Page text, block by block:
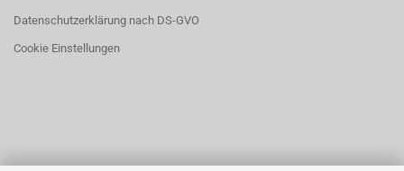
Datenschutzerklärung nach DS-GVO
Cookie Einstellungen